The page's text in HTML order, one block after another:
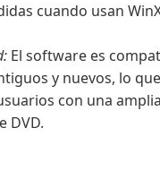
cuando usan
El software es
y nuevos, lo
con una
DVD.